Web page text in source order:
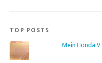
TOP POSTS
Mein Honda